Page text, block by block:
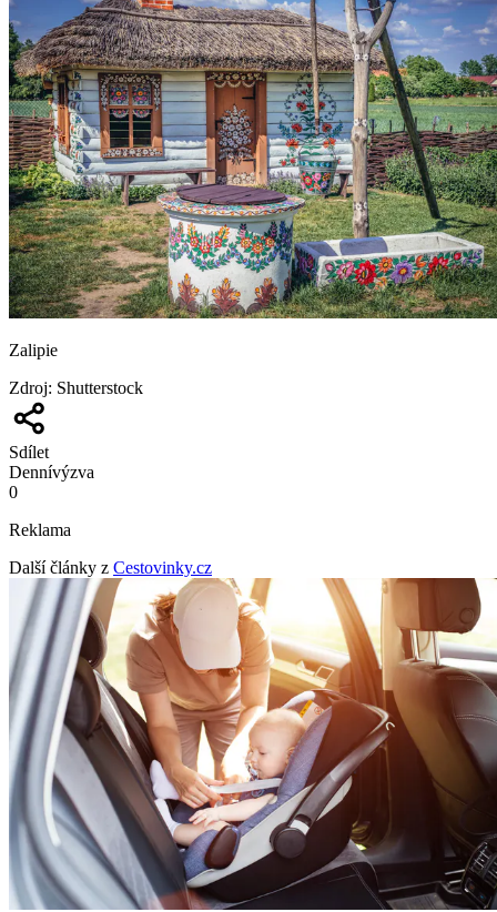
Zalipie
Zdroj: Shutterstock
Sdílet
Dennívýzva
0
Reklama
Další články z Cestovinky.cz